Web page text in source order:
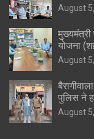
August
मुख्यमंत्री
योजना
August
पुलिस ने
August